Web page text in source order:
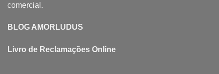
comercial.
BLOG AMORLUDUS
Livro de Reclamações Online